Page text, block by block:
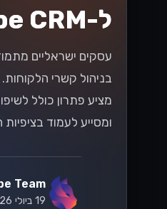
במיסוי
שעסקים
ובינוניים
לדעת
עם התפתחות חוקי
אתגרים והזדמנויות